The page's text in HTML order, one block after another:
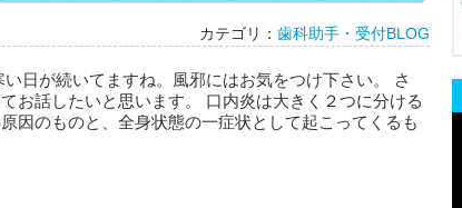
カテゴリ： 歯科助手・受付BLOG
日が続いてますね。風邪にはお気をつけ下さい。 さ
お話したいと思います。 口内炎は大きく２つに分ける
因のものと、全身状態の一症状として起こってくるも